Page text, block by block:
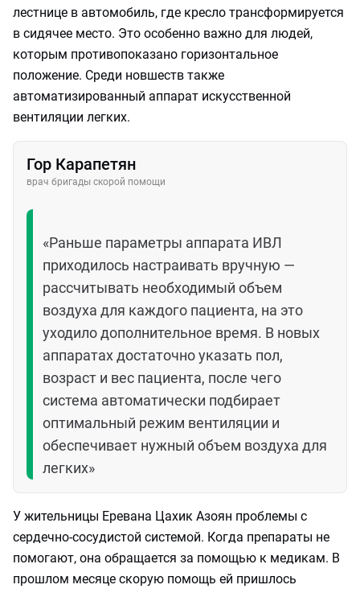
лестнице в автомобиль, где кресло трансформируется
в сидячее место. Это особенно важно для людей,
которым противопоказано горизонтальное
положение. Среди новшеств также
автоматизированный аппарат искусственной
вентиляции легких.
Гор Карапетян
врач бригады скорой помощи
«Раньше параметры аппарата ИВЛ
приходилось настраивать вручную —
рассчитывать необходимый объем
воздуха для каждого пациента, на это
уходило дополнительное время. В новых
аппаратах достаточно указать пол,
возраст и вес пациента, после чего
система автоматически подбирает
оптимальный режим вентиляции и
обеспечивает нужный объем воздуха для
легких»
У жительницы Еревана Цахик Азоян проблемы с
сердечно-сосудистой системой. Когда препараты не
помогают, она обращается за помощью к медикам. В
прошлом месяце скорую помощь ей пришлось